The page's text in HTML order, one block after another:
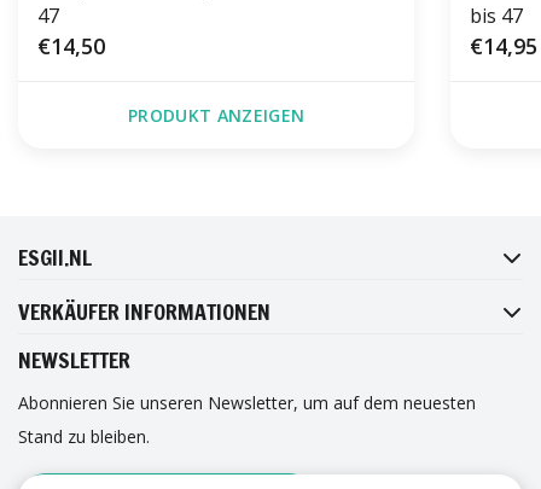
47
€14,50
PRODUKT ANZEIGEN
bis 47
€14,95
ESGII.NL
VERKÄUFER INFORMATIONEN
NEWSLETTER
Abonnieren Sie unseren Newsletter, um auf dem neuesten
Stand zu bleiben.